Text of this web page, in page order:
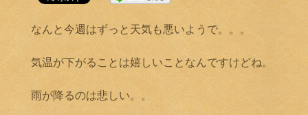
なんと今週はずっと天気も悪いようで。。。
気温が下がることは嬉しいことなんですけどね。
雨が降るのは悲しい。。